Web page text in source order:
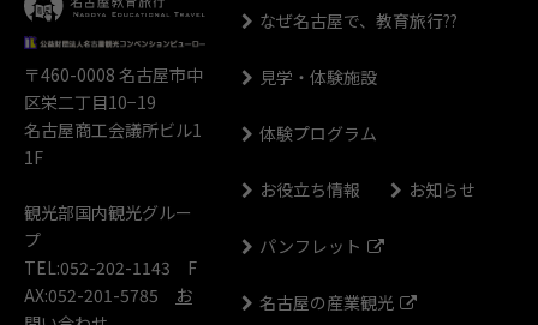
〒460-0008 名古屋市中
区栄二丁目10−19
名古屋商工会議所ビル1
1F
観光部国内観光グルー
プ
TEL:052-202-1143 F
AX:052-201-5785 お
なぜ名古屋で、教育旅行??
見学・体験施設
体験プログラム
お役立ち情報 お知らせ
パンフレット
名古屋の産業観光